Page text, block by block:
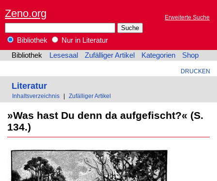
Zeno.org Erweiterte Suche
Bibliothek
Nur in Literatur
Bibliothek
Lesesaal Zufälliger Artikel Kategorien Shop
DRUCKEN
Literatur
Inhaltsverzeichnis Zufälliger Artikel
»Was hast Du denn da aufgefischt?« (S.
134.)